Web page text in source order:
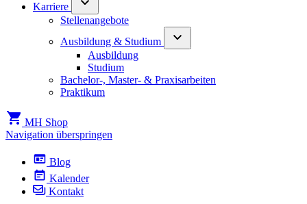
Karriere
Stellenangebote
Ausbildung & Studium
Ausbildung
Studium
Bachelor-, Master- & Praxisarbeiten
Praktikum
MH Shop
Navigation überspringen
Blog
Kalender
Kontakt